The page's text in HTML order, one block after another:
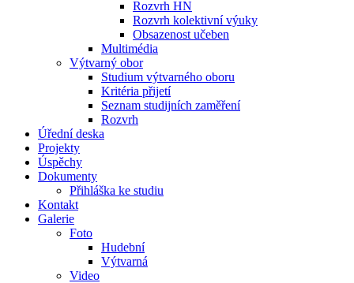
Rozvrh HN
Rozvrh kolektivní výuky
Obsazenost učeben
Multimédia
Výtvarný obor
Studium výtvarného oboru
Kritéria přijetí
Seznam studijních zaměření
Rozvrh
Úřední deska
Projekty
Úspěchy
Dokumenty
Přihláška ke studiu
Kontakt
Galerie
Foto
Hudební
Výtvarná
Video